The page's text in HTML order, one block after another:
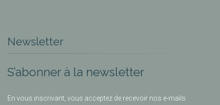
Newsletter
S’abonner à la newsletter
En vous inscrivant, vous acceptez de recevoir nos e-mails